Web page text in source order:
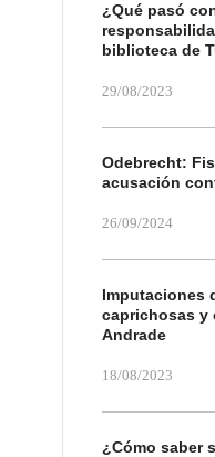
¿Qué pasó
biblioteca de
29/08/2023
Odebrecht:
acusación
26/09/2024
Imputaciones
caprichosas y
Andrade
18/08/2023
¿Cómo saber